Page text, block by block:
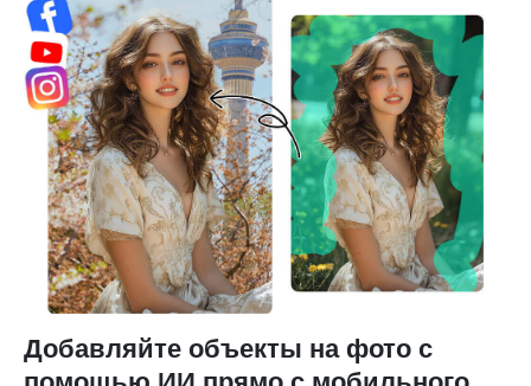
Добавляйте объекты на фото с